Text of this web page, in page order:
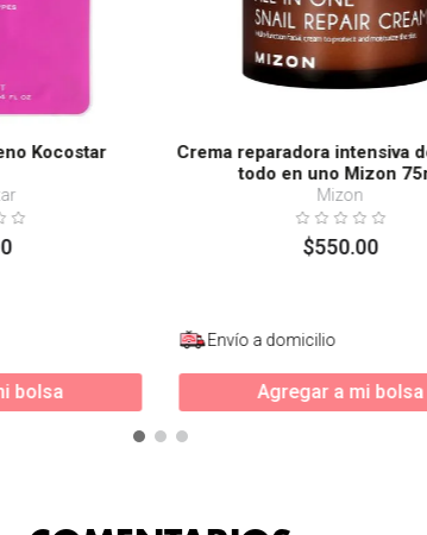
Kocostar
bolsa
Crema reparadora intensiva
todo en uno Mizon
Mizon
$550.00
Envío a domicilio
Agregar a mi bolsa